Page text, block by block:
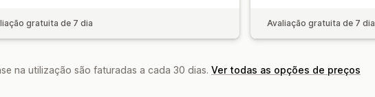
gratuita de 7 dia Avaliação gratuita de 7 dia
na utilização são faturadas a cada 30 dias. Ver todas as opções de preços